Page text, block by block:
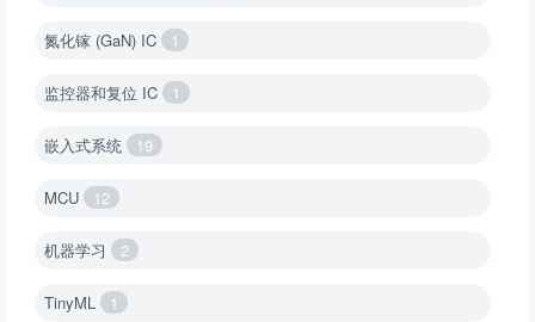
氮化镓 (GaN) IC 1
监控器和复位 IC 1
嵌入式系统 19
MCU 12
机器学习 2
TinyML 1